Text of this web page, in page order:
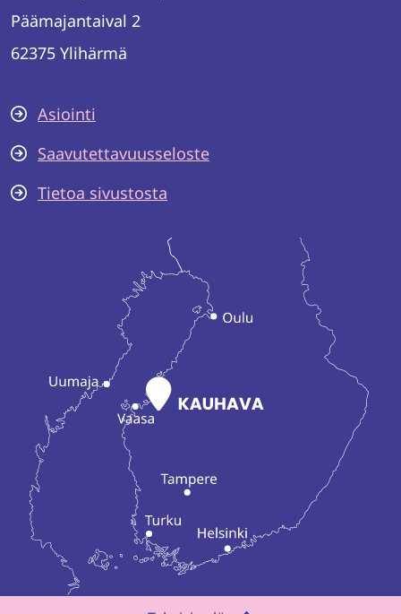
Päämajantaival 2
62375 Ylihärmä
Asiointi
Saavutettavuusseloste
Tietoa sivustosta